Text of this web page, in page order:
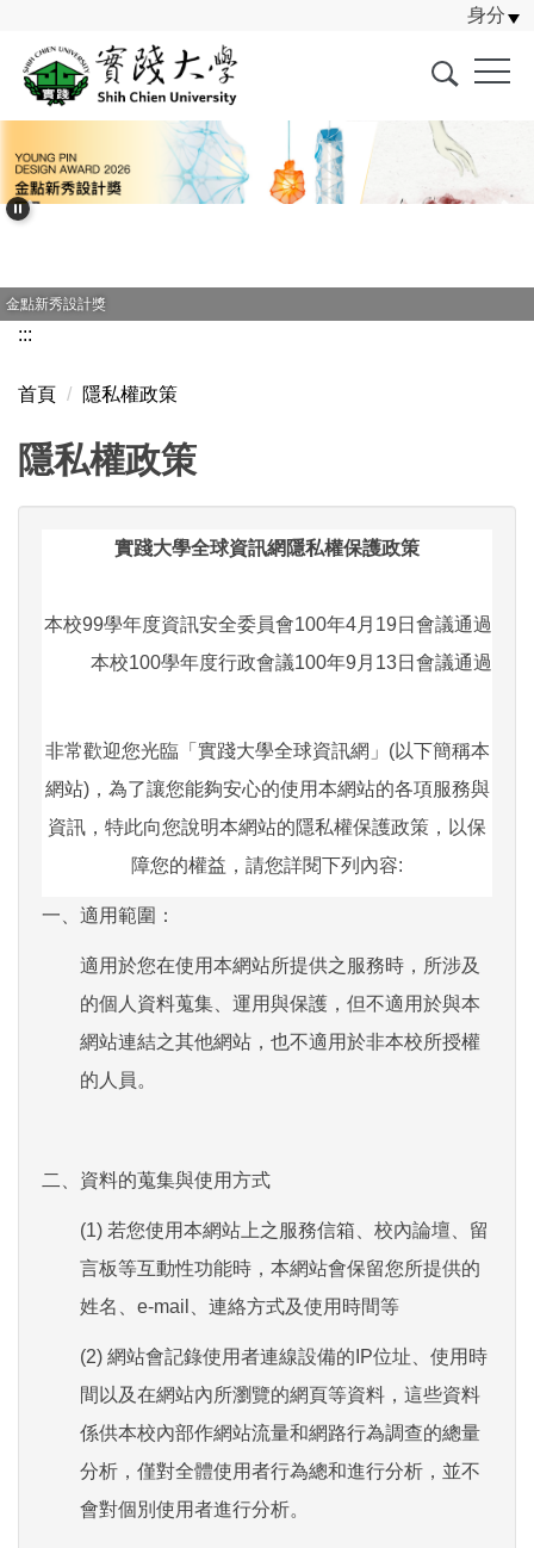
主
容
區
身分
金點新秀設計獎
:::
首頁 隱私權政策
隱私權政策
實踐大學全球資訊網隱私權保護政策
本校99學年度資訊安全委員會100年4月19日會議通過
本校100學年度行政會議100年9月13日會議通過
非常歡迎您光臨「實踐大學全球資訊網」(以下簡稱本
網站)，為了讓您能夠安心的使用本網站的各項服務與
資訊，特此向您說明本網站的隱私權保護政策，以保
障您的權益，請您詳閱下列內容:
一、 適用範圍：
適用於您在使用本網站所提供之服務時，所涉及
的個人資料蒐集、運用與保護，但不適用於與本
網站連結之其他網站，也不適用於非本校所授權
的人員。
二、 資料的蒐集與使用方式
(1) 若您使用本網站上之服務信箱、校內論壇、留
言板等互動性功能時，本網站會保留您所提供的
姓名、e-mail、連絡方式及使用時間等
(2) 網站會記錄使用者連線設備的IP位址、使用時
間以及在網站內所瀏覽的網頁等資料，這些資料
係供本校內部作網站流量和網路行為調查的總量
分析，僅對全體使用者行為總和進行分析，並不
會對個別使用者進行分析。